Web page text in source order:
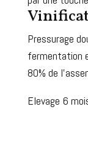
Pressurage
fermentation
80% de
Elevage 6